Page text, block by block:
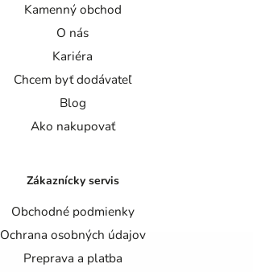
Kamenný obchod
O nás
Kariéra
Chcem byť dodávateľ
Blog
Ako nakupovať
Zákaznícky servis
Obchodné podmienky
Ochrana osobných údajov
Preprava a platba